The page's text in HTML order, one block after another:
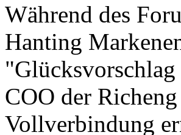
Während des
Hanting
COO der
Vollverbindung